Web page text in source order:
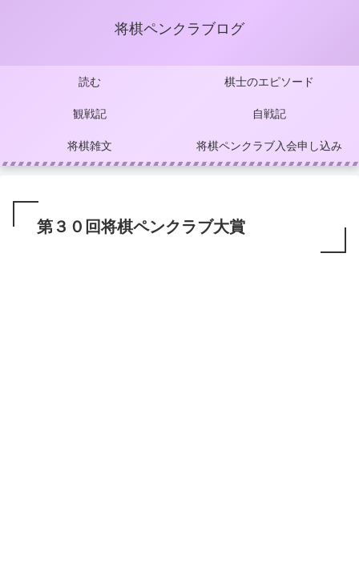
将棋ペンクラブログ
読む 棋士のエピソード
観戦記 自戦記
将棋雑文 将棋ペンクラブ入会申し込み
第３０回将棋ペンクラブ大賞